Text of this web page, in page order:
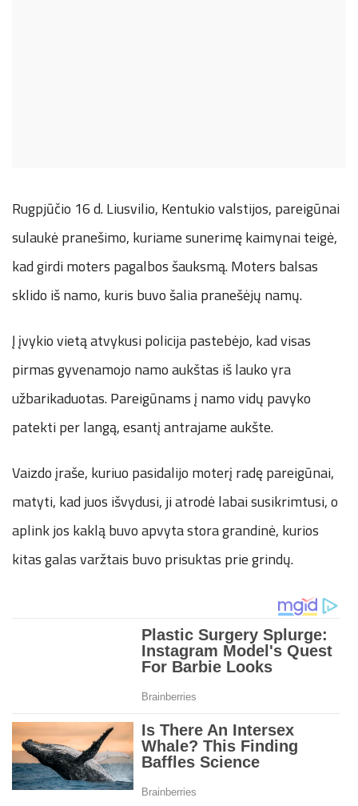
Rugpjūčio 16 d. Liusvilio, Kentukio valstijos, pareigūnai
sulaukė pranešimo, kuriame sunerimę kaimynai teigė,
kad girdi moters pagalbos šauksmą. Moters balsas
sklido iš namo, kuris buvo šalia pranešėjų namų.
Į įvykio vietą atvykusi policija pastebėjo, kad visas
pirmas gyvenamojo namo aukštas iš lauko yra
užbarikaduotas. Pareigūnams į namo vidų pavyko
patekti per langą, esantį antrajame aukšte.
Vaizdo įraše, kuriuo pasidalijo moterį radę pareigūnai,
matyti, kad juos išvydusi, ji atrodė labai susikrimtusi, o
aplink jos kaklą buvo apvyta stora grandinė, kurios
kitas galas varžtais buvo prisuktas prie grindų.